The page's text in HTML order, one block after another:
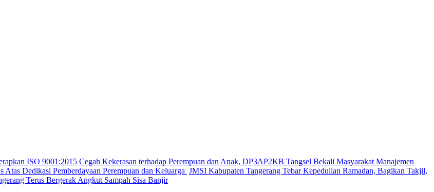
ISO 9001:2015 Cegah Kekerasan terhadap Perempuan dan Anak, DP3AP2KB Tangsel Bekali Masyarakat Manajemen
Dedikasi Pemberdayaan Perempuan dan Keluarga JMSI Kabupaten Tangerang Tebar Kepedulian Ramadan, Bagikan Takjil,
Terus Bergerak Angkut Sampah Sisa Banjir